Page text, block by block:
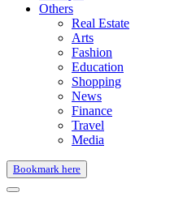
Others
Real Estate
Arts
Fashion
Education
Shopping
News
Finance
Travel
Media
Bookmark here